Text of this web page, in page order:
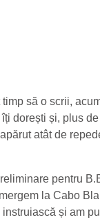
să o scrii,
dorești și, plus
atât de
pentru
la Cabo
și am